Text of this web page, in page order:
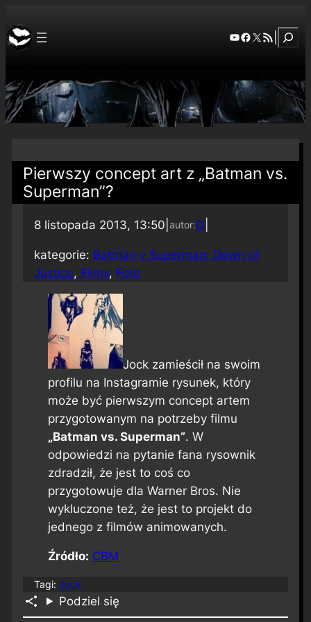
YouTube
Facebook
X RSS Feed
Pierwszy concept art z „Batman vs.
Superman”?
8 listopada 2013, 13:50 autor:Q
kategorie: Batman v Superman: Dawn of
Justice, Filmy, Foto
Jock zamieścił na swoim
profilu na Instagramie rysunek, który
może być pierwszym concept artem
przygotowanym na potrzeby filmu
„Batman vs. Superman”. W
odpowiedzi na pytanie fana rysownik
zdradził, że jest to coś co
przygotowuje dla Warner Bros. Nie
wykluczone też, że jest to projekt do
jednego z filmów animowanych.
Źródło: CBM
Tagi: Jock
Podziel się